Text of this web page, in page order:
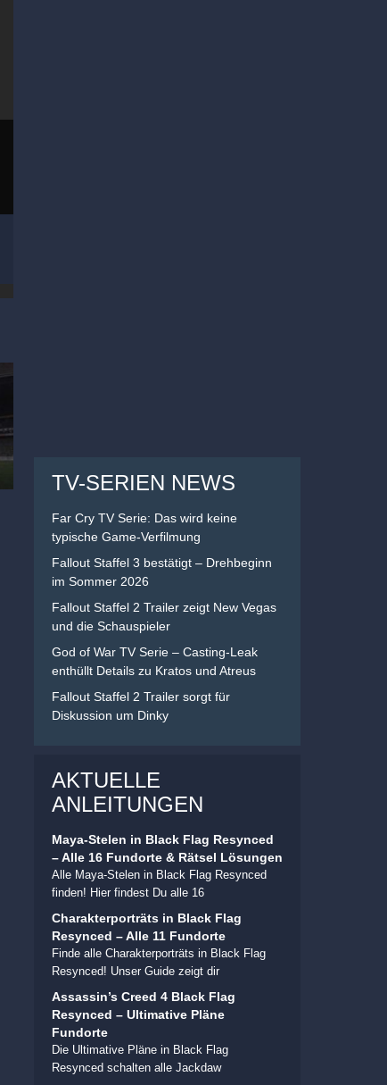
TV-SERIEN NEWS
Far Cry TV Serie: Das wird keine
typische Game-Verfilmung
Fallout Staffel 3 bestätigt – Drehbeginn
im Sommer 2026
Fallout Staffel 2 Trailer zeigt New Vegas
und die Schauspieler
God of War TV Serie – Casting-Leak
enthüllt Details zu Kratos und Atreus
Fallout Staffel 2 Trailer sorgt für
Diskussion um Dinky
AKTUELLE
ANLEITUNGEN
Maya-Stelen in Black Flag Resynced
– Alle 16 Fundorte & Rätsel Lösungen
Alle Maya-Stelen in Black Flag Resynced
finden! Hier findest Du alle 16
Charakterporträts in Black Flag
Resynced – Alle 11 Fundorte
Finde alle Charakterporträts in Black Flag
Resynced! Unser Guide zeigt dir
Assassin’s Creed 4 Black Flag
Resynced – Ultimative Pläne
Fundorte
Die Ultimative Pläne in Black Flag
Resynced schalten alle Jackdaw